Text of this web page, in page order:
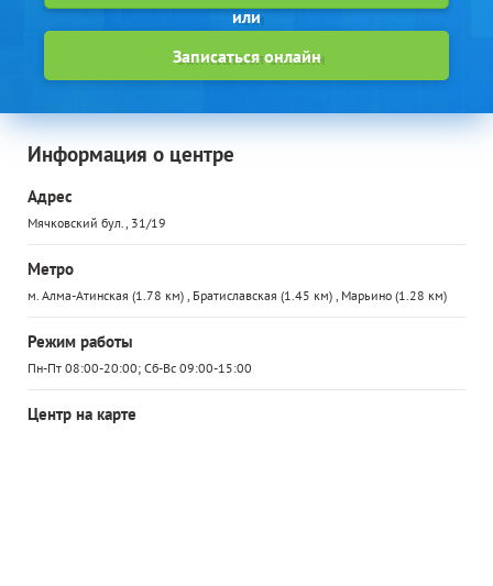
Записаться онлайн
Информация о центре
Адрес
Мячковский бул., 31/19
Метро
м. Алма-Атинская (1.78 км) , Братиславская (1.45 км) , Марьино (1.28 км)
Режим работы
Пн-Пт 08:00-20:00; Сб-Вс 09:00-15:00
Центр на карте